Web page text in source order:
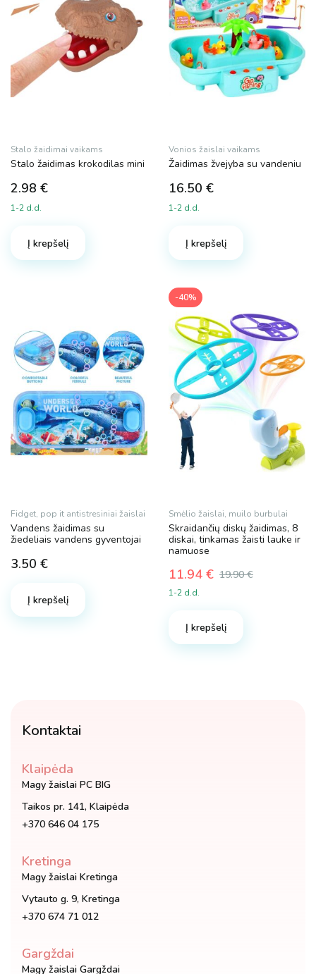
Stalo žaidimai vaikams
Stalo žaidimas krokodilas mini
2.98 €
1-2 d.d.
Į krepšelį
Vonios žaislai vaikams
Žaidimas žvejyba su vandeniu
16.50 €
1-2 d.d.
Į krepšelį
Fidget, pop it antistresiniai žaislai
Vandens žaidimas su
žiedeliais vandens gyventojai
3.50 €
Į krepšelį
-40%
Smėlio žaislai, muilo burbulai
Skraidančių diskų žaidimas, 8
diskai, tinkamas žaisti lauke ir
namuose
19.90€
Original
price
19.90 €.
11.94 €
Current
price
11.94 €.
1-2 d.d.
Į krepšelį
Kontaktai
Klaipėda
Magy žaislai PC BIG
Taikos pr. 141, Klaipėda
+370 646 04 175
Kretinga
Magy žaislai Kretinga
Vytauto g. 9, Kretinga
+370 674 71 012
Gargždai
Magy žaislai Gargždai